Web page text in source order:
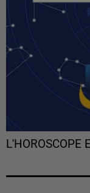
L'HOROSCOPE